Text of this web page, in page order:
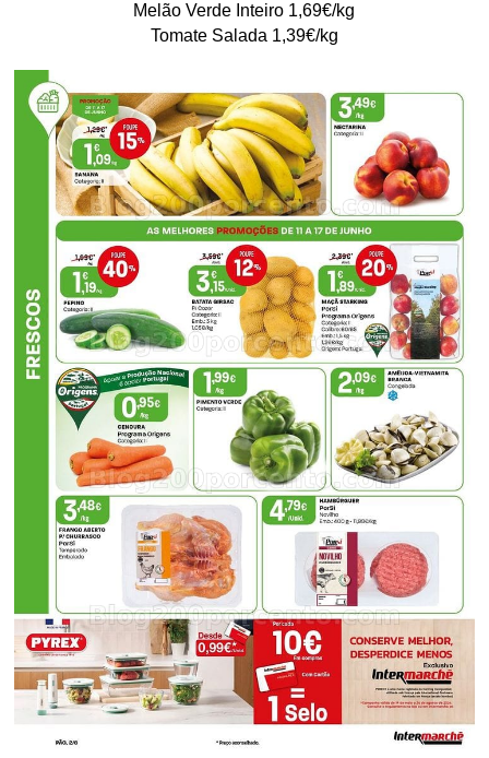
Melão Verde Inteiro 1,69€/kg
Tomate Salada 1,39€/kg